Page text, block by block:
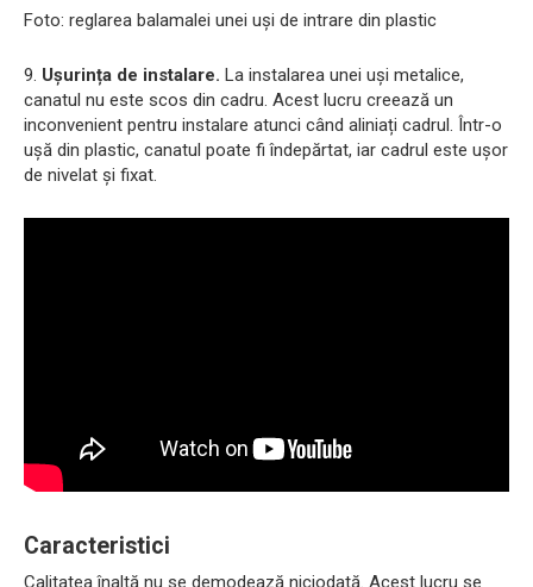
Foto: reglarea balamalei unei uși de intrare din plastic
9. Ușurința de instalare. La instalarea unei uși metalice,
canatul nu este scos din cadru. Acest lucru creează un
inconvenient pentru instalare atunci când aliniați cadrul. Într-o
ușă din plastic, canatul poate fi îndepărtat, iar cadrul este ușor
de nivelat și fixat.
Caracteristici
Calitatea înaltă nu se demodează niciodată. Acest lucru se